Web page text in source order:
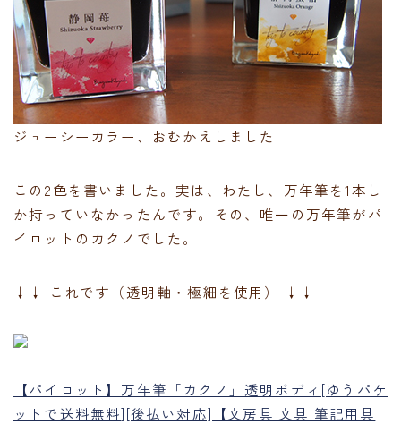
ジューシーカラー、おむかえしました
この2色を書いました。実は、わたし、万年筆を1本し
か持っていなかったんです。その、唯一の万年筆がパ
イロットのカクノでした。
↓↓ これです（透明軸・極細を使用） ↓↓
【パイロット】万年筆「カクノ」透明ボディ[ゆうパケ
ットで送料無料][後払い対応]【文房具 文具 筆記用具